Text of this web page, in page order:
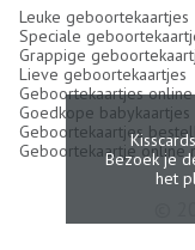
Leuke geboortekaartjes
Speciale
Grappige
Lieve geboortekaartjes
Geboortekaartjes online
Goedkope babykaartjes
Geboortekaartjes
Geboortekaartje online
Bezoek je
het